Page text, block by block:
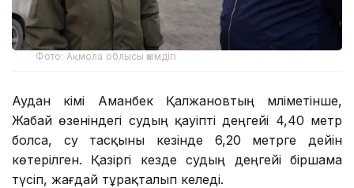
Фото: Ақмола облысы әкімдігі
Аудан әкімі Аманбек Қалжановтың мәліметінше,
Жабай өзеніндегі судың қауіпті деңгейі 4,40 метр
болса, су тасқыны кезінде 6,20 метрге дейін
көтерілген. Қазіргі кезде судың деңгейі біршама
түсіп, жағдай тұрақталып келеді.